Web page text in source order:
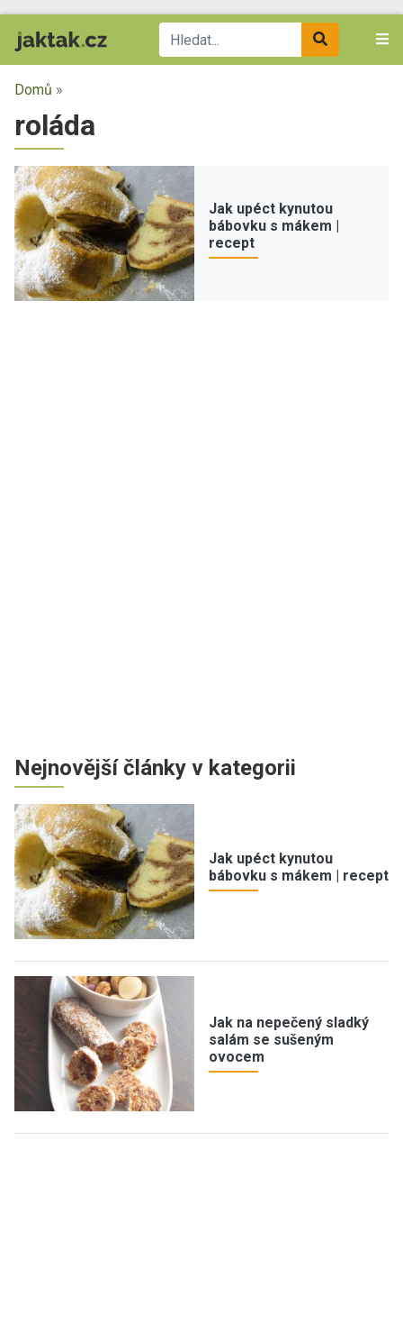
Domů »
roláda
Jak upéct kynutou
bábovku s mákem |
recept
Nejnovější články v kategorii
Jak upéct kynutou
bábovku s mákem | recept
Jak na nepečený sladký
salám se sušeným
ovocem